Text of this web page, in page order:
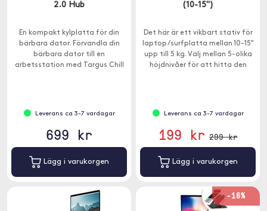
2.0 Hub
En kompakt kylplatta för din
bärbara dator. Förvandla din
bärbara dator till en
arbetsstation med Targus Chill
Leverans ca 3-7 vardagar
699 kr
Lägg i varukorgen
(10-15")
Det här är ett vikbart stativ för
laptop/surfplatta mellan 10-15"
upp till 5 kg. Välj mellan 5-olika
höjdnivåer för att hitta den
Leverans ca 3-7 vardagar
199 kr 299 kr
Lägg i varukorgen
-16%